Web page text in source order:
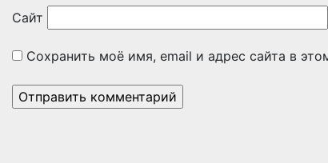
Сайт
Сохранить моё имя, email и адрес сайта в